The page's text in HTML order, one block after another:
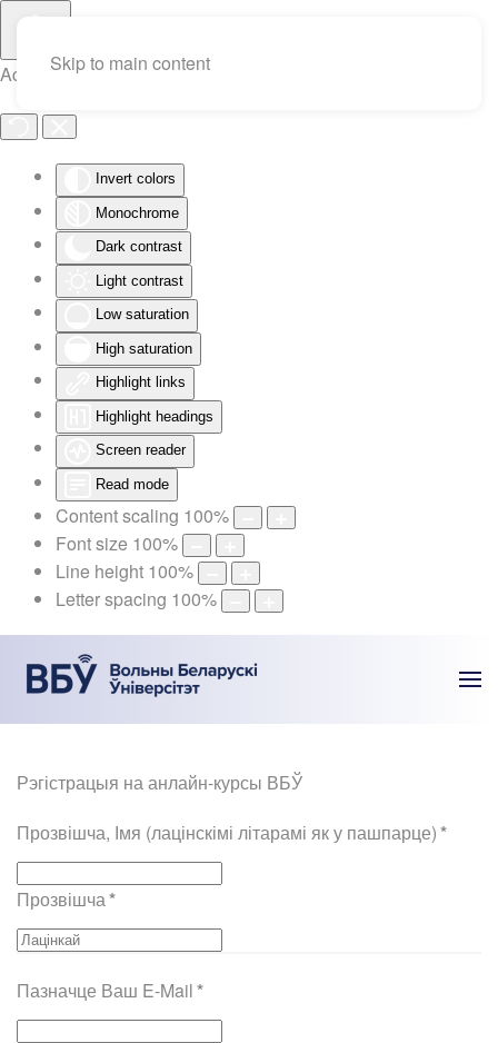
Accessibility Tools
Invert colors
Monochrome
Dark contrast
Light contrast
Low saturation
High saturation
Highlight links
Highlight headings
Screen reader
Read mode
Content scaling 100%
Font size 100%
Line height 100%
Letter spacing 100%
Skip to main content
Рэгістрацыя на анлайн-курсы ВБЎ
Прозвішча, Імя (лацінскімі літарамі як у пашпарце)*
Прозвішча*
Пазначце Ваш E-Mail*